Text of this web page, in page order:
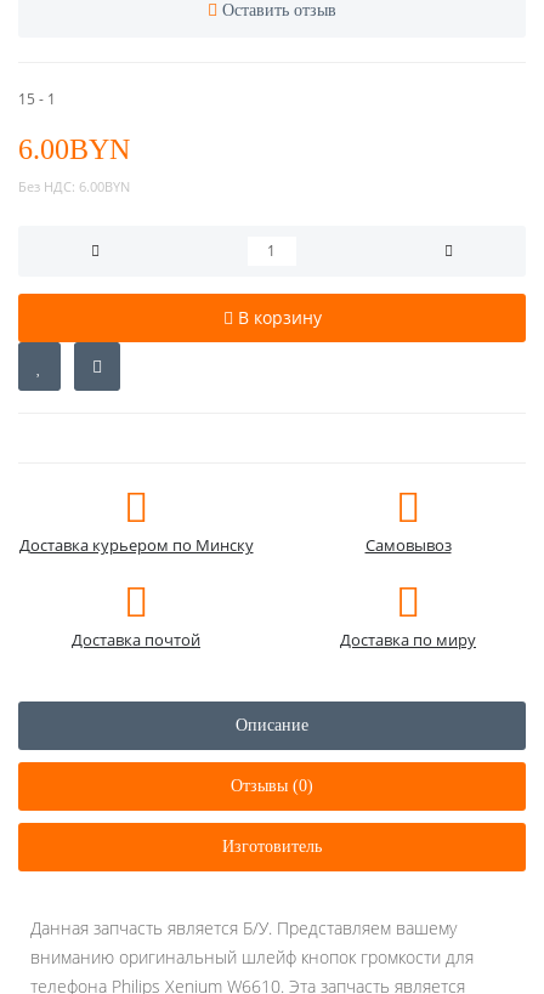
Оставить отзыв
15 - 1
6.00BYN
Без НДС: 6.00BYN
В корзину
Доставка курьером по Минску Самовывоз
Доставка почтой Доставка по миру
Описание
Отзывы (0)
Изготовитель
Данная запчасть является Б/У. Представляем вашему
вниманию оригинальный шлейф кнопок громкости для
телефона Philips Xenium W6610. Эта запчасть является